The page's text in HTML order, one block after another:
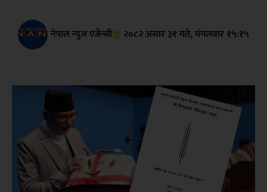
नेपाल न्युज एजेन्सी २०८२ असार ३१ गते, मंगलवार १५:१५